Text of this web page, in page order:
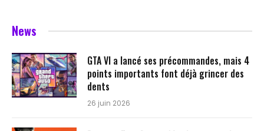
News
GTA VI a lancé ses précommandes, mais 4
points importants font déjà grincer des
dents
26 juin 2026